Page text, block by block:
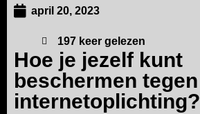
april 20, 2023
197keer gelezen
Hoe je jezelf kunt
beschermen tegen
internetoplichting?